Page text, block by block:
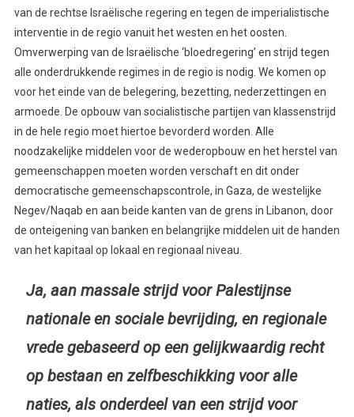
van de rechtse Israëlische regering en tegen de imperialistische
interventie in de regio vanuit het westen en het oosten.
Omverwerping van de Israëlische ‘bloedregering’ en strijd tegen
alle onderdrukkende regimes in de regio is nodig. We komen op
voor het einde van de belegering, bezetting, nederzettingen en
armoede. De opbouw van socialistische partijen van klassenstrijd
in de hele regio moet hiertoe bevorderd worden. Alle
noodzakelijke middelen voor de wederopbouw en het herstel van
gemeenschappen moeten worden verschaft en dit onder
democratische gemeenschapscontrole, in Gaza, de westelijke
Negev/Naqab en aan beide kanten van de grens in Libanon, door
de onteigening van banken en belangrijke middelen uit de handen
van het kapitaal op lokaal en regionaal niveau.
Ja, aan massale strijd voor Palestijnse
nationale en sociale bevrijding, en regionale
vrede gebaseerd op een gelijkwaardig recht
op bestaan en zelfbeschikking voor alle
naties, als onderdeel van een strijd voor